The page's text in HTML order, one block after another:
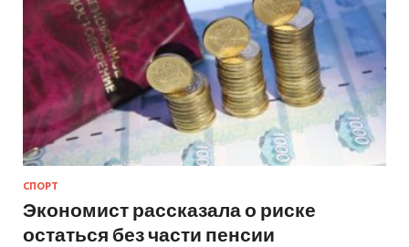
СПОРТ
Экономист рассказала о риске
остаться без части пенсии